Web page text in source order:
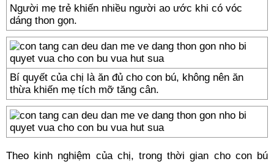
Người mẹ trẻ khiến nhiều người ao ước khi có vóc
dáng thon gọn.
Bí quyết của chị là ăn đủ cho con bú, không nên ăn
thừa khiến mẹ tích mỡ tăng cân.
Theo kinh nghiệm của chị, trong thời gian cho con bú